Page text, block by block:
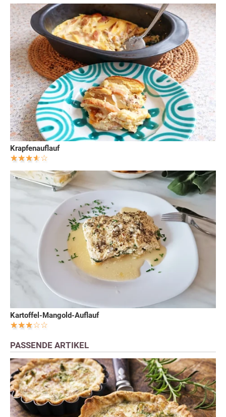
Krapfenauflauf
Kartoffel-Mangold-Auflauf
PASSENDE ARTIKEL